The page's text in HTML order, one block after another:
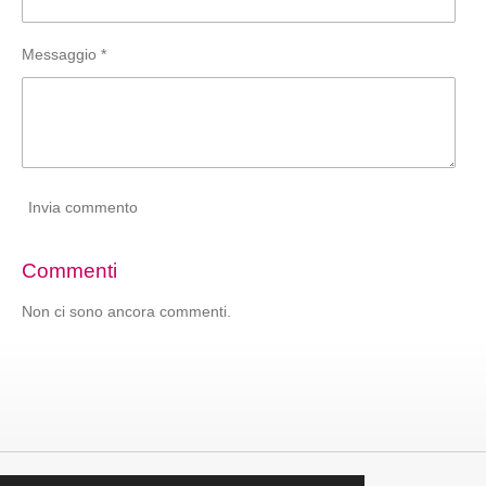
Messaggio *
Invia commento
Commenti
Non ci sono ancora commenti.